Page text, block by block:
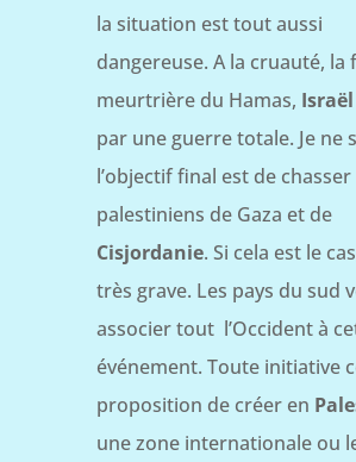
la situation est tout aussi
dangereuse. A la cruauté, la
meurtrière du Hamas, Israël
par une guerre totale. Je ne
l’objectif final est de chasser
palestiniens de Gaza et de
Cisjordanie. Si cela est le
très grave. Les pays du sud
associer tout l’Occident à
événement. Toute initiative
proposition de créer en
une zone internationale ou